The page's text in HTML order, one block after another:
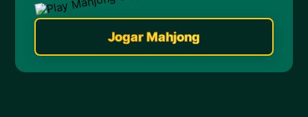
Jogar Mahjong